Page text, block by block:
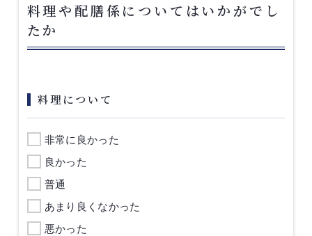
料理や配膳係についてはいかがでし
たか
料理について
非常に良かった
良かった
普通
あまり良くなかった
悪かった